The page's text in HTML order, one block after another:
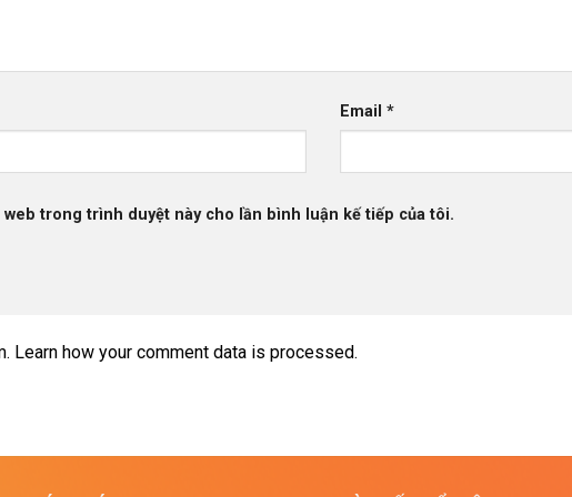
Email *
trong trình duyệt này cho lần bình luận kế tiếp của tôi.
Learn how your comment data is processed.